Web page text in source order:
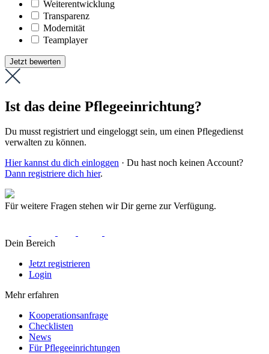
Weiter­entwicklung
Transparenz
Modernität
Teamplayer
Jetzt bewerten
Ist das deine Pflegeeinrichtung?
Du musst registriert und eingeloggt sein, um einen Pflegedienst
verwalten zu können.
Hier kannst du dich einloggen · Du hast noch keinen Account?
Dann registriere dich hier.
Für weitere Fragen stehen wir Dir gerne zur Verfügung.
Dein Bereich
Jetzt registrieren
Login
Mehr erfahren
Kooperationsanfrage
Checklisten
News
Für Pflegeeinrichtungen